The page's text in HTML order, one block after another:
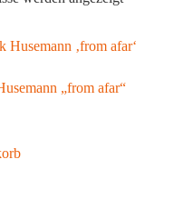
„from afar“